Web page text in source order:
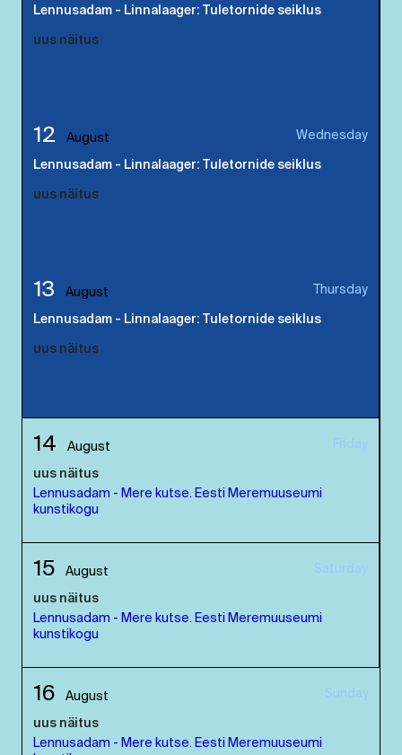
Lennusadam - Linnalaager: Tuletornide seiklus
uus näitus
12 August Wednesday
Lennusadam - Linnalaager: Tuletornide seiklus
uus näitus
13 August Thursday
Lennusadam - Linnalaager: Tuletornide seiklus
uus näitus
14 August Friday
uus näitus
Lennusadam - Mere kutse. Eesti Meremuuseumi
kunstikogu
15 August Saturday
uus näitus
Lennusadam - Mere kutse. Eesti Meremuuseumi
kunstikogu
16 August Sunday
uus näitus
Lennusadam - Mere kutse. Eesti Meremuuseumi